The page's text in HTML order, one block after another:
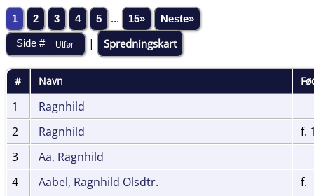
1 2 3 4 5 ... 15» Neste»
| Spredningskart
# Navn
1
Ragnhild
2
Ragnhild
f.
3
Aa, Ragnhild
4
Aabel, Ragnhild Olsdtr. f.